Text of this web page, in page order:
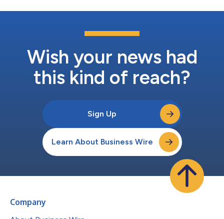
Wish your news had
this kind of reach?
Sign Up
Learn About Business Wire
Company